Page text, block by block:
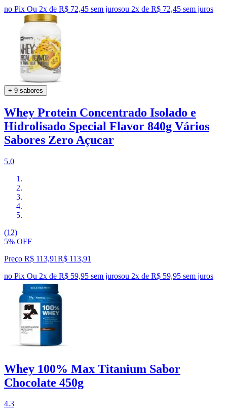
no Pix Ou 2x de R$ 72,45 sem jurosou 2x de R$ 72,45 sem juros
+ 9 sabores
Whey Protein Concentrado Isolado e
Hidrolisado Special Flavor 840g Vários
Sabores Zero Açucar
5.0
(12)
5% OFF
Preço R$ 113,91R$ 113,91
no Pix Ou 2x de R$ 59,95 sem jurosou 2x de R$ 59,95 sem juros
Whey 100% Max Titanium Sabor
Chocolate 450g
4.3